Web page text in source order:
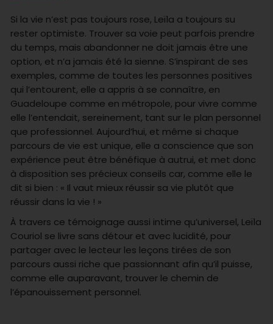
Si la vie n’est pas toujours rose, Leïla a toujours su
rester optimiste. Trouver sa voie peut parfois prendre
du temps, mais abandonner ne doit jamais être une
option, et n’a jamais été la sienne. S’inspirant de ses
exemples, comme de toutes les personnes positives
qui l’entourent, elle a appris à se connaître, en
Guadeloupe comme en métropole, pour vivre comme
elle l’entendait, sereinement, tant sur le plan personnel
que professionnel. Aujourd’hui, et même si chaque
parcours de vie est unique, elle a conscience que son
expérience peut être bénéfique à autrui, et met donc
à disposition ses précieux conseils car, comme elle le
dit si bien : « Il vaut mieux réussir sa vie plutôt que
réussir dans la vie ! »
À travers ce témoignage aussi intime qu’universel, Leïla
Couriol se livre sans détour et avec lucidité, pour
partager avec le lecteur les leçons tirées de son
parcours aussi riche que passionnant afin qu’il puisse,
comme elle auparavant, trouver le chemin de
l’épanouissement personnel.